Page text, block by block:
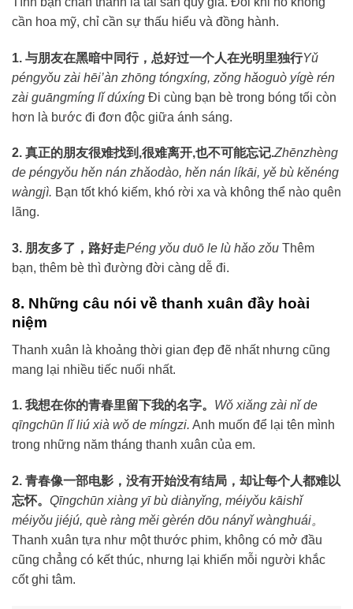
cần hoa mỹ, chỉ cần sự thấu hiểu và đồng hành.
1. 与朋友在黑暗中同行，总好过一个人在光明里独行Yǔ
péngyǒu zài hēi’àn zhōng tóngxíng, zǒng hǎoguò yígè rén
zài guāngmíng lǐ dúxíng Đi cùng bạn bè trong bóng tối còn
hơn là bước đi đơn độc giữa ánh sáng.
2. 真正的朋友很难找到,很难离开,也不可能忘记.Zhēnzhèng
de péngyǒu hěn nán zhǎodào, hěn nán líkāi, yě bù kěnéng
wàngjì. Bạn tốt khó kiếm, khó rời xa và không thể nào quên
lãng.
3. 朋友多了，路好走Péng yǒu duō le lù hǎo zǒu Thêm
bạn, thêm bè thì đường đời càng dễ đi.
8. Những câu nói về thanh xuân đầy hoài
niệm
Thanh xuân là khoảng thời gian đẹp đẽ nhất nhưng cũng
mang lại nhiều tiếc nuối nhất.
1. 我想在你的青春里留下我的名字。 Wǒ xiǎng zài nǐ de
qīngchūn lǐ liú xià wǒ de míngzi. Anh muốn để lại tên mình
trong những năm tháng thanh xuân của em.
2. 青春像一部电影，没有开始没有结局，却让每个人都难以
忘怀。 Qīngchūn xiàng yī bù diànyǐng, méiyǒu kāishǐ
méiyǒu jiéjú, què ràng měi gèrén dōu nányǐ wànghuái。
Thanh xuân tựa như một thước phim, không có mở đầu
cũng chẳng có kết thúc, nhưng lại khiến mỗi người khắc
cốt ghi tâm.